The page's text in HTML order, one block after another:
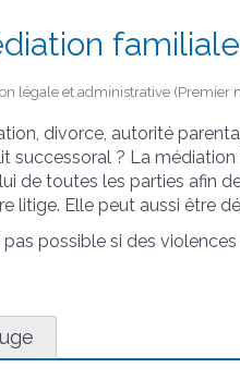
légale et administrative (Premier
divorce, autorité
successoral ? La
de toutes les parties afin
litige. Elle peut aussi être
possible si des